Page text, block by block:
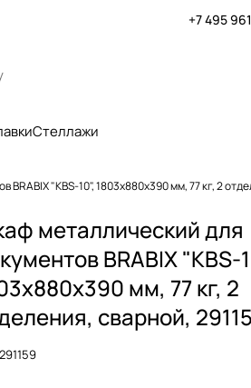
+7 495
Стеллажи
"KBS-10", 1803х880х390 мм, 77 кг, 2
металлический для
BRABIX "KBS-
мм, 77 кг, 2
сварной,
291159